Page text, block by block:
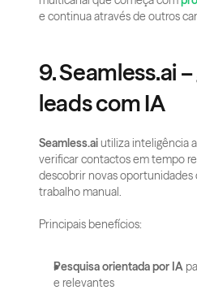
e continua através de outros
9. Seamless.ai
leads com IA
Seamless.ai utiliza inteligência
verificar contactos em tempo
descobrir novas oportunidades
trabalho manual.
Principais benefícios:
Pesquisa orientada por IA
e relevantes